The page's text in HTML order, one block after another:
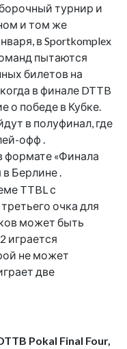
турнир и
и том же
в Sportkomplex
пытаются
билетов на
в финале DTTB
о победе в Кубке.
в полуфинал, где
офф .
формате «Финала
Берлине .
TTBL с
очка для
может быть
играется
не может
две
Pokal Final Four,